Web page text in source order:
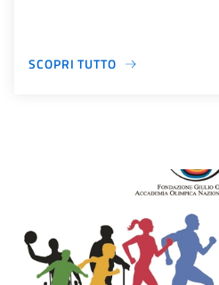
SCOPRI TUTTO